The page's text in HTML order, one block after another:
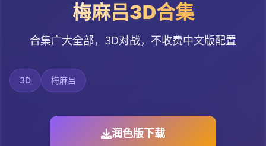
梅麻吕3D合集
合集广大全部，3D对战，不收费中文版配置
3D 梅麻吕
润色版下载